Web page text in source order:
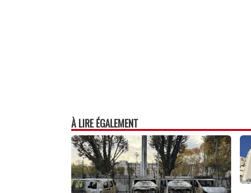
À LIRE ÉGALEMENT